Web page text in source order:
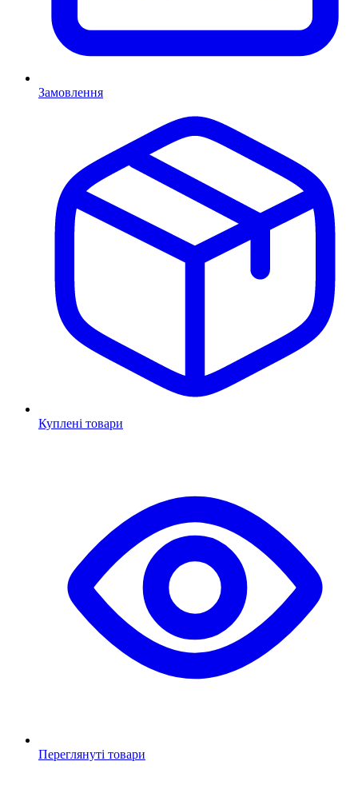
Замовлення
Куплені товари
Переглянуті товари